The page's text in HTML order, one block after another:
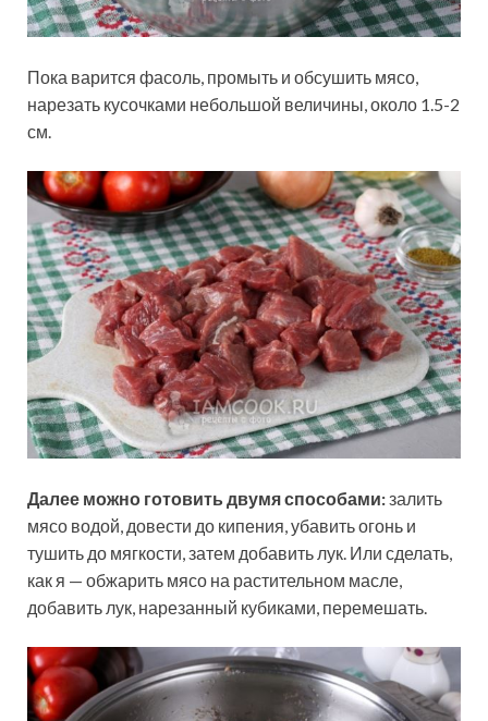
Пока варится фасоль, промыть и обсушить мясо,
нарезать кусочками небольшой величины, около 1.5-2
см.
Далее можно готовить двумя способами:залить
мясо водой, довести до кипения, убавить огонь и
тушить до мягкости, затем добавить лук. Или сделать,
как я — обжарить мясо на растительном масле,
добавить лук, нарезанный кубиками, перемешать.